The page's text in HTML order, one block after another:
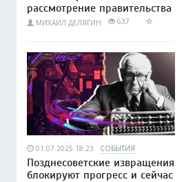
рассмотрение правительства
МИХАИЛ ДЕЛЯГИН 637
01.07.2025 18:23 СОБЫТИЯ
Позднесоветские извращения
блокируют прогресс и сейчас